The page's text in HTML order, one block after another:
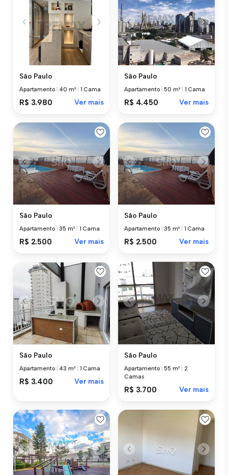
São Paulo
Apartamento 40 m² 1 Cama
R$ 3.980 Ver mais
São Paulo
Apartamento |50 m² 1 Cama
R$ 4.450 Ver mais
São Paulo
Apartamento |35 m² 1 Cama
R$ 2.500 Ver mais
São Paulo
Apartamento |35 m² 1 Cama
R$ 2.500 Ver mais
São Paulo
Apartamento 43 m² 1 Cama
R$ 3.400 Ver mais
São Paulo
Apartamento |55 m²
2
Camas
R$ 3.700 Ver mais